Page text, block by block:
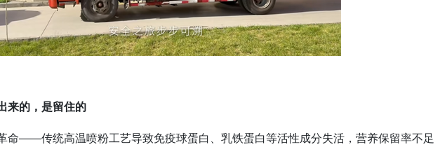
来的，是留住的
命——传统高温喷粉工艺导致免疫球蛋白、乳铁蛋白等活性成分失活，营养保留率不足